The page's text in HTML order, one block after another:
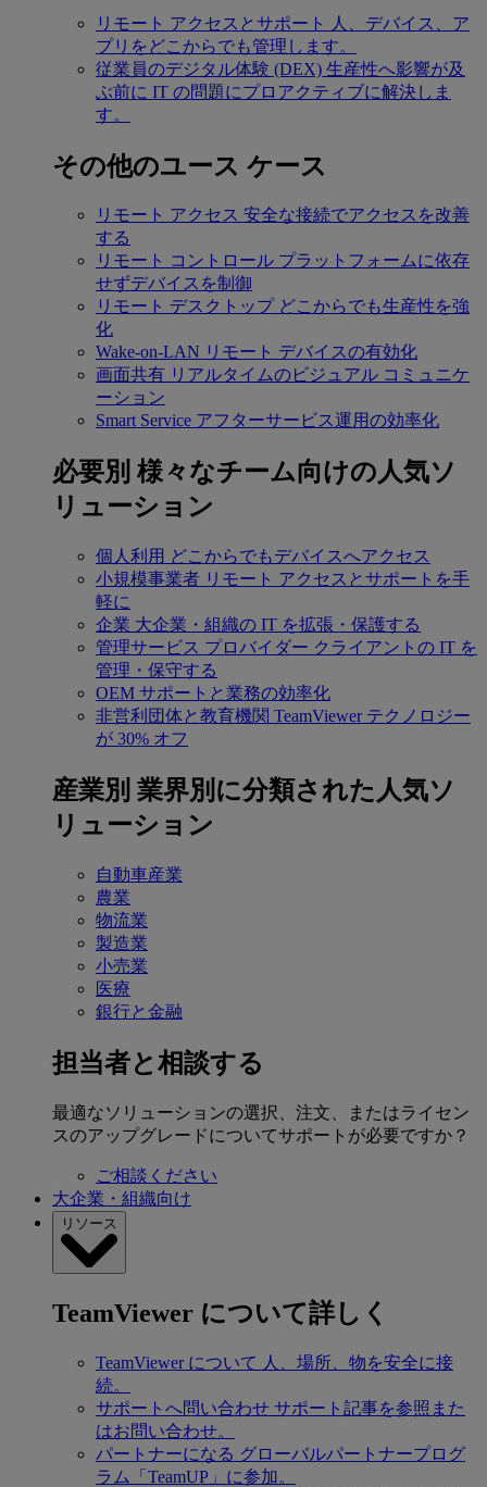
リモート アクセスとサポート
人、デバイス、ア
プリをどこからでも管理します。
従業員のデジタル体験 (DEX) 生産性へ影響が及
ぶ前に IT の問題にプロアクティブに解決しま
す。
その他のユース ケース
リモート アクセス 安全な接続でアクセスを改善
する
リモート コントロール プラットフォームに依存
せずデバイスを制御
リモート デスクトップ どこからでも生産性を強
化
Wake-on-LAN リモート デバイスの有効化
画面共有 リアルタイムのビジュアル コミュニケ
ーション
Smart Service アフターサービス運用の効率化
必要別 様々なチーム向けの人気ソ
リューション
個人利用 どこからでもデバイスへアクセス
小規模事業者 リモート アクセスとサポートを手
軽に
企業 大企業・組織の IT を拡張・保護する
管理サービス プロバイダー クライアントの IT を
管理・保守する
OEM サポートと業務の効率化
非営利団体と教育機関 TeamViewer テクノロジー
が 30% オフ
産業別 業界別に分類された人気ソ
リューション
自動車産業
農業
物流業
製造業
小売業
医療
銀行と金融
担当者と相談する
最適なソリューションの選択、注文、またはライセン
スのアップグレードについてサポートが必要ですか？
ご相談ください
大企業・組織向け
リソース
TeamViewer について詳しく
TeamViewer について 人、場所、物を安全に接
続。
サポートへ問い合わせ サポート記事を参照また
はお問い合わせ。
パートナーになる グローバルパートナープログ
ラム「TeamUP」に参加。